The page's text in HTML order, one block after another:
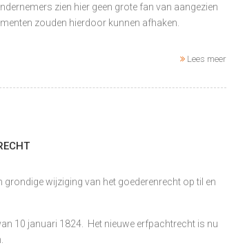
zien hier geen grote fan van aangezien
zouden hierdoor kunnen afhaken.
Lees meer
wijziging van het goederenrecht op til en
10 januari 1824. Het nieuwe erfpachtrecht is nu